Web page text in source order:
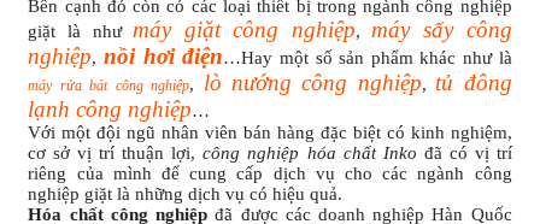
Bên cạnh đó còn có các loại thiết bị trong ngành công nghiệp
giặt là nhưmáy giặt công nghiệp,máy sấy công
nghiệp,nồi hơi điện…Hay một số sản phẩm khác như là
máy rửa bát công nghiệp, lò nướng công nghiệp, tủ đông
lạnh công nghiệp…
Với một đội ngũ nhân viên bán hàng đặc biệt có kinh nghiệm,
cơ sở vị trí thuận lợi,công nghiệp hóa chất Inko đã có vị trí
riêng của mình để cung cấp dịch vụ cho các ngành công
nghiệp giặt là những dịch vụ có hiệu quả.
Hóa chất công nghiệp đã được các doanh nghiệp Hàn Quốc